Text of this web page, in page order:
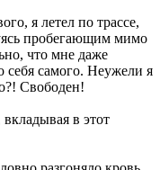
я летел по трассе,
пробегающим мимо
что мне даже
себя самого. Неужели я
Свободен!
в этот